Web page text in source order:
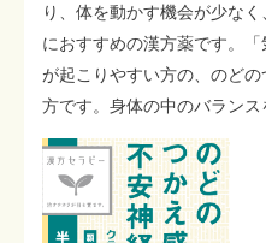
り、体を動かす機会が少な
におすすめの漢方薬です。
が起こりやすい方の、のど
方です。身体の中のバランス